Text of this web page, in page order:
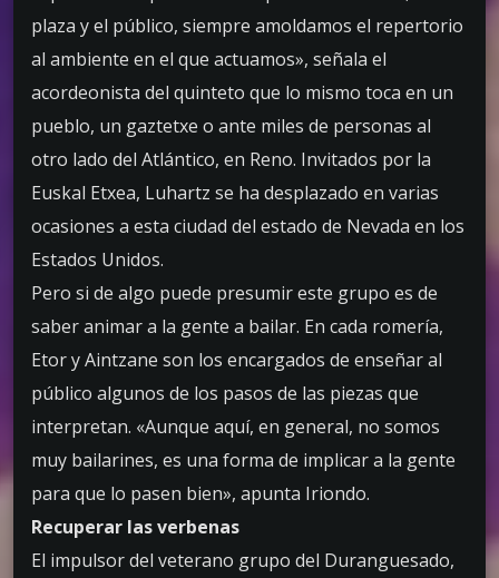
plaza y el público, siempre amoldamos el repertorio
al ambiente en el que actuamos», señala el
acordeonista del quinteto que lo mismo toca en un
pueblo, un gaztetxe o ante miles de personas al
otro lado del Atlántico, en Reno. Invitados por la
Euskal Etxea, Luhartz se ha desplazado en varias
ocasiones a esta ciudad del estado de Nevada en los
Estados Unidos.
Pero si de algo puede presumir este grupo es de
saber animar a la gente a bailar. En cada romería,
Etor y Aintzane son los encargados de enseñar al
público algunos de los pasos de las piezas que
interpretan. «Aunque aquí, en general, no somos
muy bailarines, es una forma de implicar a la gente
para que lo pasen bien», apunta Iriondo.
Recuperar las verbenas
El impulsor del veterano grupo del Duranguesado,